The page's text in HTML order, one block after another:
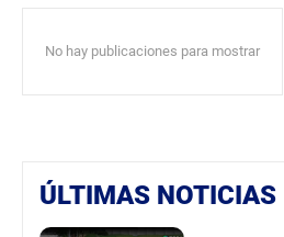
No hay publicaciones para mostrar
ÚLTIMAS NOTICIAS